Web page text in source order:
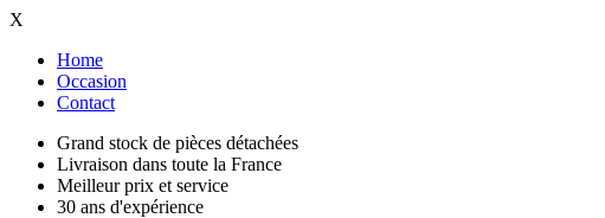
X
Home
Occasion
Contact
Grand stock de pièces détachées
Livraison dans toute la France
Meilleur prix et service
30 ans d'expérience